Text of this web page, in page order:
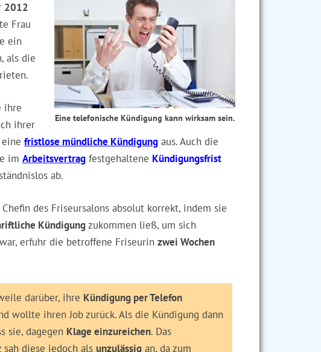
Eine telefonische Kündigung kann wirksam sein.
2012
Frau
ein
als die
ihre
ihrer
fristlose mündliche Kündigung aus. Auch die
im Arbeitsvertrag festgehaltene Kündigungsfrist
ab.
des Friseursalons absolut korrekt, indem sie
Kündigungzukommen ließ, um sich
erfuhr die betroffene Friseurin zwei Wochen
darüber, ihre Kündigung per Telefon
wollte ihren Job zurück. Als die Kündigung dann
sie, dagegen Klage einzureichen. Das
diese jedoch als unzulässig an, da zum